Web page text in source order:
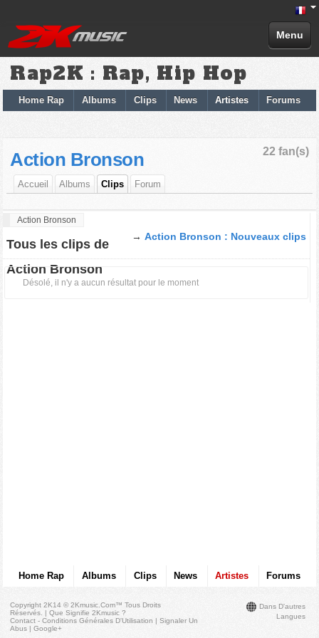
Menu
Rap2K : Rap, Hip Hop
Home Rap Albums Clips News Artistes Forums
22 fan(s)
Action Bronson
Accueil Albums Clips Forum
Action Bronson
→ Action Bronson : Nouveaux clips
Tous les clips de
Action Bronson
Désolé, il n'y a aucun résultat pour le moment
Home Rap Albums Clips News Artistes Forums
Dans D'autres
Langues
Copyright 2K14 © 2Kmusic.com™Tous Droits
Réservés . |Que Signifie 2Kmusic ?
Contact - Conditions Générales D'Utilisation |Signaler Un
Abus |Google+